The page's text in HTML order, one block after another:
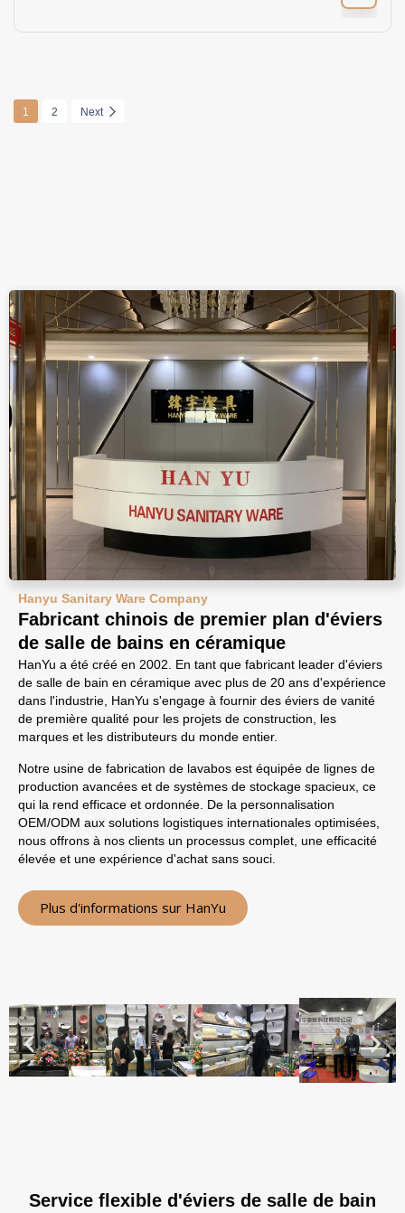
1 2 Next
Hanyu Sanitary Ware Company
Fabricant chinois de premier plan d'éviers
de salle de bains en céramique
HanYu a été créé en 2002. En tant que fabricant leader d'éviers
de salle de bain en céramique avec plus de 20 ans d'expérience
dans l'industrie, HanYu s'engage à fournir des éviers de vanité
de première qualité pour les projets de construction, les
marques et les distributeurs du monde entier.
Notre usine de fabrication de lavabos est équipée de lignes de
production avancées et de systèmes de stockage spacieux, ce
qui la rend efficace et ordonnée. De la personnalisation
OEM/ODM aux solutions logistiques internationales optimisées,
nous offrons à nos clients un processus complet, une efficacité
élevée et une expérience d'achat sans souci.
Plus d'informations sur HanYu
Service flexible d'éviers de salle de bain